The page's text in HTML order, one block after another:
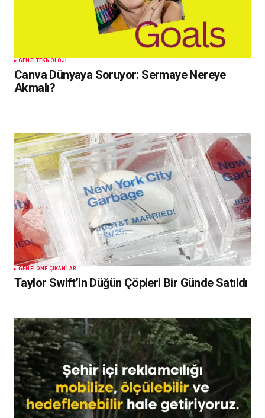
GENELTEKNOLOJI
Canva Dünyaya Soruyor: Sermaye Nereye
Akmalı?
GENELÖNE ÇIKANLAR
Taylor Swift’in Düğün Çöpleri Bir Günde Satıldı